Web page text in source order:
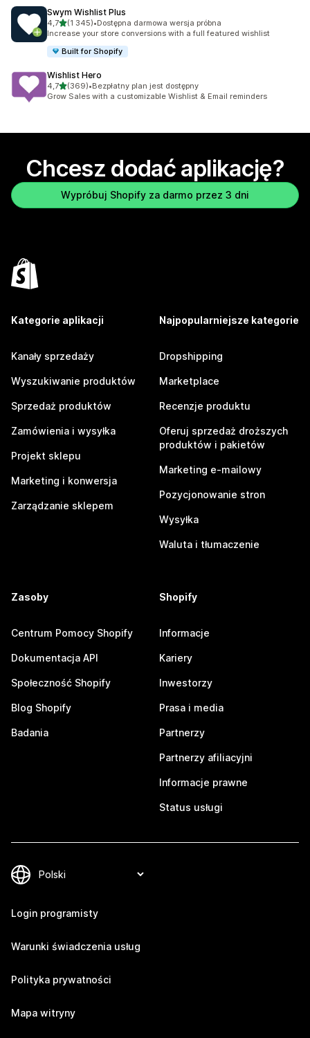
Swym Wishlist Plus
4,7na 5 gwiazdek
(1 345)
Łączna liczba recenzji: 1345
•Dostępna darmowa wersja próbna
Increase your store conversions with a full featured wishlist
Built for Shopify
Wishlist Hero
4,7na 5 gwiazdek
(369)
Łączna liczba recenzji: 369
•Bezpłatny plan jest dostępny
Grow Sales with a customizable Wishlist & Email reminders
Chcesz dodać aplikację?
Wypróbuj Shopify za darmo przez 3 dni
Kategorie aplikacji
Kanały sprzedaży
Wyszukiwanie produktów
Sprzedaż produktów
Zamówienia i wysyłka
Projekt sklepu
Marketing i konwersja
Zarządzanie sklepem
Najpopularniejsze kategorie
Dropshipping
Marketplace
Recenzje produktu
Oferuj sprzedaż droższych
produktów i pakietów
Marketing e-mailowy
Pozycjonowanie stron
Wysyłka
Waluta i tłumaczenie
Zasoby
Centrum Pomocy Shopify
Dokumentacja API
Społeczność Shopify
Blog Shopify
Badania
Shopify
Informacje
Kariery
Inwestorzy
Prasa i media
Partnerzy
Partnerzy afiliacyjni
Informacje prawne
Status usługi
Login programisty
Warunki świadczenia usług
Polityka prywatności
Mapa witryny